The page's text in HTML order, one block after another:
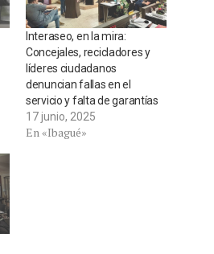
Interaseo, en la mira:
Concejales, recicladores y
líderes ciudadanos
denuncian fallas en el
servicio y falta de garantías
17 junio, 2025
En «Ibagué»